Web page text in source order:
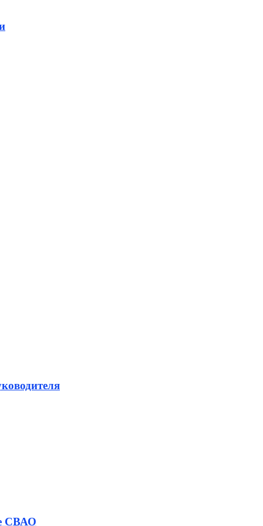
СВАО